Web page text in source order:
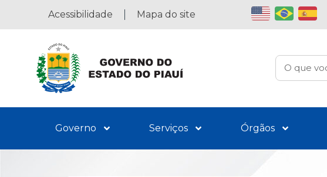
Acessibilidade Mapa do site
Governo Serviços Órgãos